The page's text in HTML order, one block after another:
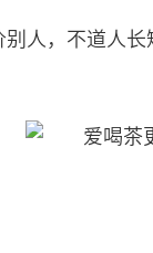
人，不道人